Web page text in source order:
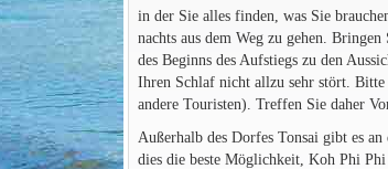
in der Sie alles finden, was Sie
nachts aus dem Weg zu gehen.
des Beginns des Aufstiegs zu den
Ihren Schlaf nicht allzu sehr stört.
andere Touristen). Treffen Sie daher
Außerhalb des Dorfes Tonsai gibt es
dies die beste Möglichkeit, Koh Phi Phi